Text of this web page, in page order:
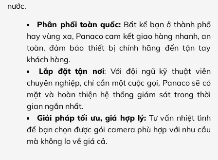
nước.
Phân phối toàn quốc: Bất kể bạn ở thành phố
hay vùng xa, Panaco cam kết giao hàng nhanh, an
toàn, đảm bảo thiết bị chính hãng đến tận tay
khách hàng.
Lắp đặt tận nơi: Với đội ngũ kỹ thuật viên
chuyên nghiệp, chỉ cần một cuộc gọi, Panaco sẽ có
mặt và hoàn thiện hệ thống giám sát trong thời
gian ngắn nhất.
Giải pháp tối ưu, giá hợp lý: Tư vấn nhiệt tình
để bạn chọn được gói camera phù hợp với nhu cầu
mà không lo về giá cả.